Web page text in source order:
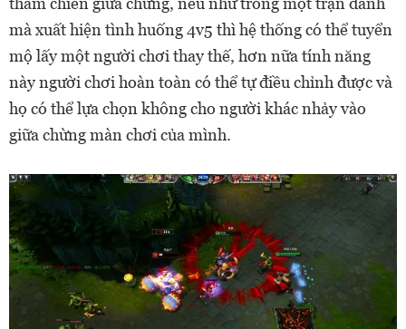
mà xuất hiện tình huống 4v5 thì hệ thống có thể tuyển
mộ lấy một người chơi thay thế, hơn nữa tính năng
này người chơi hoàn toàn có thể tự điều chỉnh được và
họ có thể lựa chọn không cho người khác nhảy vào
giữa chừng màn chơi của mình.